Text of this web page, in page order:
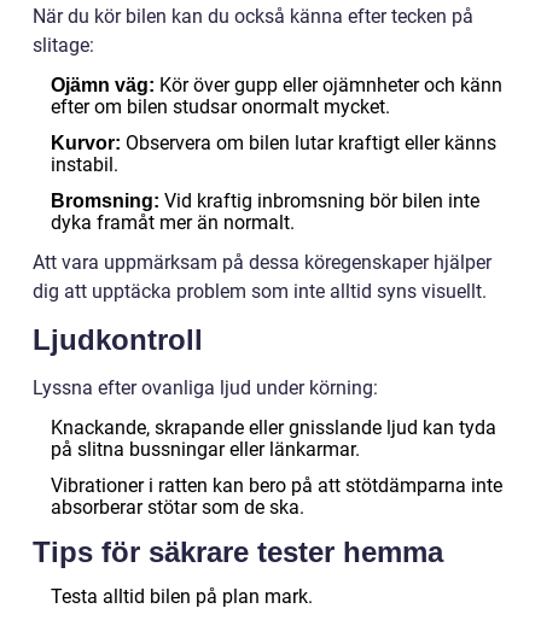
När du kör bilen kan du också känna efter tecken på
slitage:
Ojämn väg: Kör över gupp eller ojämnheter och känn
efter om bilen studsar onormalt mycket.
Kurvor: Observera om bilen lutar kraftigt eller känns
instabil.
Bromsning: Vid kraftig inbromsning bör bilen inte
dyka framåt mer än normalt.
Att vara uppmärksam på dessa köregenskaper hjälper
dig att upptäcka problem som inte alltid syns visuellt.
Ljudkontroll
Lyssna efter ovanliga ljud under körning:
Knackande, skrapande eller gnisslande ljud kan tyda
på slitna bussningar eller länkarmar.
Vibrationer i ratten kan bero på att stötdämparna inte
absorberar stötar som de ska.
Tips för säkrare tester hemma
Testa alltid bilen på plan mark.